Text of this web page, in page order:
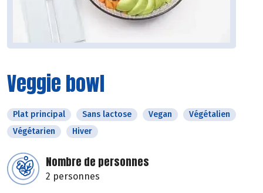
Veggie bowl
Plat principal Sans lactose Vegan
Végétalien
Végétarien
Hiver
Nombre de personnes
2 personnes